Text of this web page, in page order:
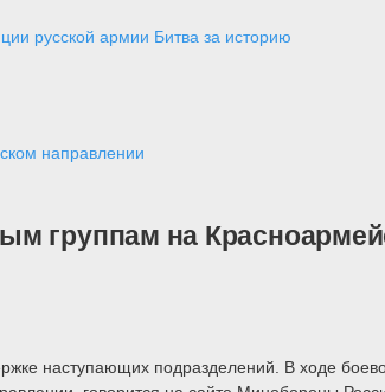
русской армии Битва за историю
направлении
группам на
наступающих подразделений. В ходе